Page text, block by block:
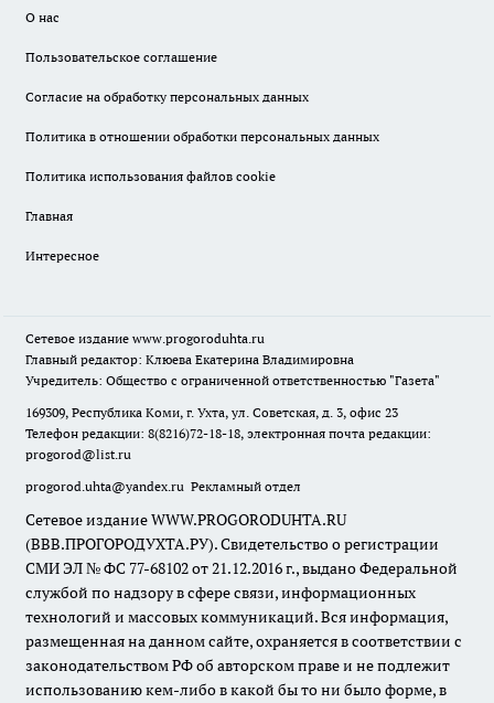
О нас
Пользовательское соглашение
Согласие на обработку персональных данных
Политика в отношении обработки персональных данных
Политика использования файлов cookie
Главная
Интересное
Сетевое издание www.progoroduhta.ru
Главный редактор: Клюева Екатерина Владимировна
Учредитель: Общество с ограниченной ответственностью "Газета"
169309, Республика Коми, г. Ухта, ул. Советская, д. 3, офис 23
Телефон редакции: 8(8216)72-18-18, электронная почта редакции:
progorod@list.ru
progorod.uhta@yandex.ru Рекламный отдел
Сетевое издание WWW.PROGORODUHTA.RU
(ВВВ.ПРОГОРОДУХТА.РУ). Свидетельство о регистрации
СМИ ЭЛ № ФС 77-68102 от 21.12.2016 г., выдано Федеральной
службой по надзору в сфере связи, информационных
технологий и массовых коммуникаций. Вся информация,
размещенная на данном сайте, охраняется в соответствии с
законодательством РФ об авторском праве и не подлежит
использованию кем-либо в какой бы то ни было форме, в